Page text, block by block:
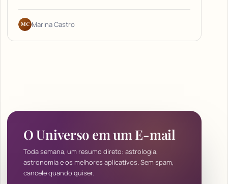
MC Marina Castro
O Universo em um E-mail
Toda semana, um resumo direto: astrologia,
astronomia e os melhores aplicativos. Sem spam,
cancele quando quiser.